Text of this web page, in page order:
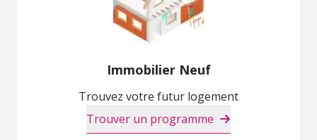
Immobilier Neuf
Trouvez votre futur logement
Trouver un programme